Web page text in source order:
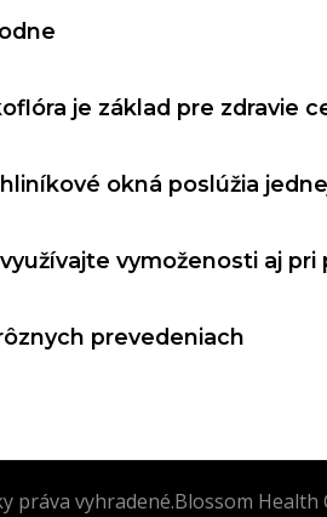
je základ pre zdravie
okná poslúžia
vymoženosti aj
prevedeniach
práva vyhradené.Blossom